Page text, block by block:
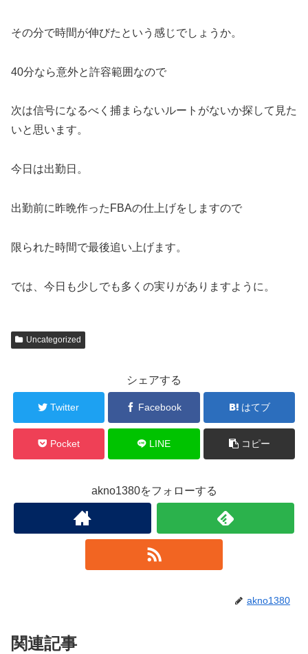
その分で時間が伸びたという感じでしょうか。
40分なら意外と許容範囲なので
次は信号になるべく捕まらないルートがないか探して見た
いと思います。
今日は出勤日。
出勤前に昨晩作ったFBAの仕上げをしますので
限られた時間で最後追い上げます。
では、今日も少しでも多くの実りがありますように。
Uncategorized
シェアする
Twitter Facebook はてブ
Pocket LINE コピー
akno1380をフォローする
akno1380
関連記事